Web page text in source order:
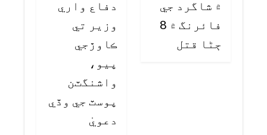
۾ شاگرد جي
فائرنگ ۾ 8
ڄڻا قتل
دفاع واري
وزير تي
ڪاوڙجي
پيو،
واشنگٽن
پوسٽ جي وڏي
دعويٰ